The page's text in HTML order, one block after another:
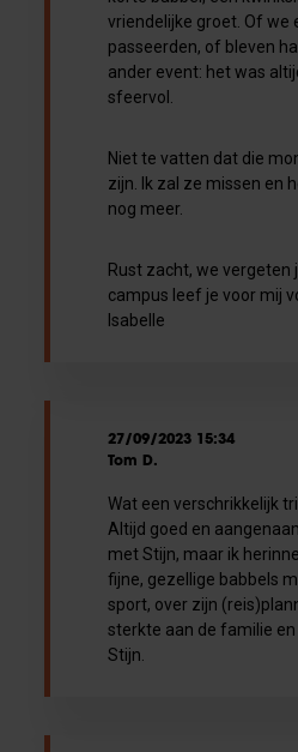
vriendelijke groet. Of we
passeerden, of bleven
ander event: het was
sfeervol.
Niet te vatten dat die
zijn. Ik zal ze missen en
nog meer.
Rust zacht, we vergeten
campus leef je voor mij
Isabelle
27/09/2023 15:34
Tom D.
Wat een verschrikkelijk
Altijd goed en
met Stijn, maar ik
fijne, gezellige babbels
sport, over zijn
sterkte aan de familie
Stijn.